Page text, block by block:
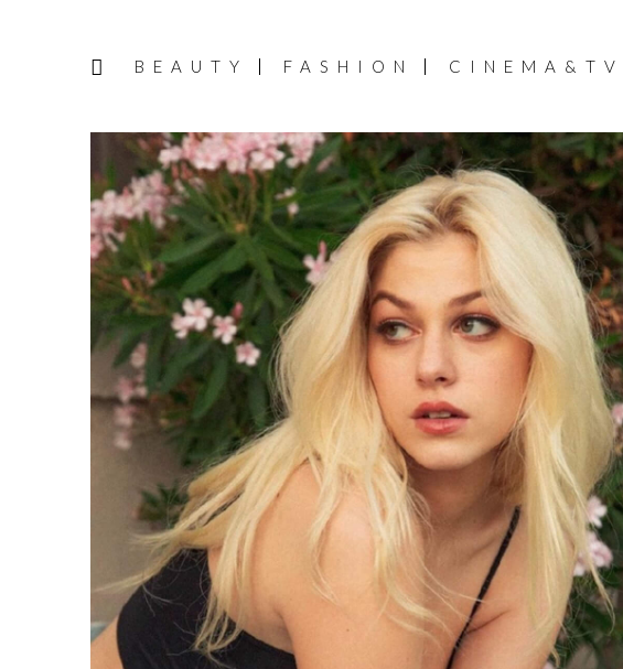
BEAUTY FASHION CINEMA&TV